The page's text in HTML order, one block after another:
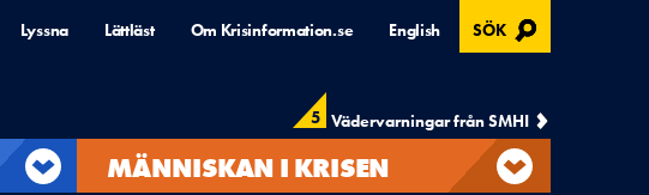
Lyssna Lättläst Om Krisinformation.se English SÖK , ÖPPNAS I MODAL
5 Vädervarningar från SMHI
MÄNNISKAN I KRISEN